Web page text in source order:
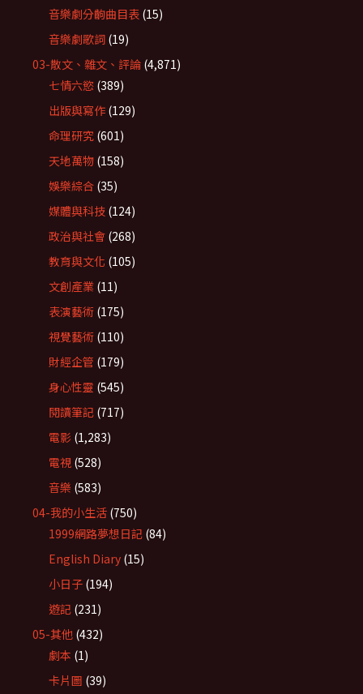
音樂劇分齣曲目表 (15)
音樂劇歌詞 (19)
03-散文、雜文、評論 (4,871)
七情六慾 (389)
出版與寫作 (129)
命理研究 (601)
天地萬物 (158)
娛樂綜合 (35)
媒體與科技 (124)
政治與社會 (268)
教育與文化 (105)
文創產業 (11)
表演藝術 (175)
視覺藝術 (110)
財經企管 (179)
身心性靈 (545)
閱讀筆記 (717)
電影 (1,283)
電視 (528)
音樂 (583)
04-我的小生活 (750)
1999網路夢想日記 (84)
English Diary (15)
小日子 (194)
遊記 (231)
05-其他 (432)
劇本 (1)
卡片圖 (39)